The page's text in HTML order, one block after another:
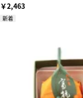
￥2,463
新着